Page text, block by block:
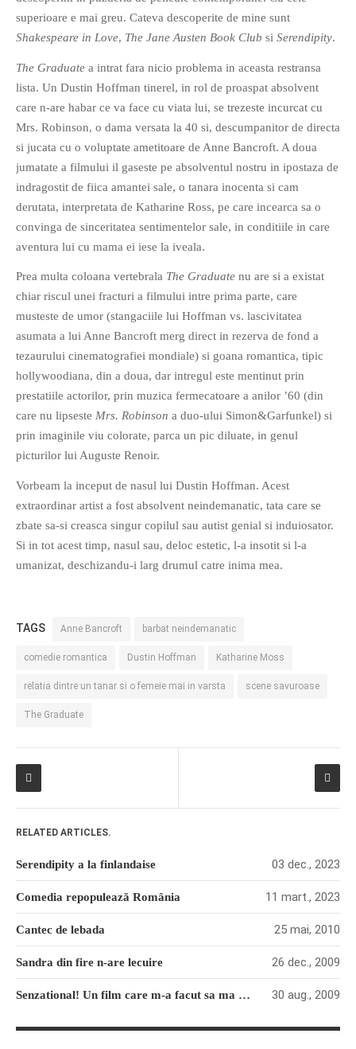
superioare e mai greu. Cateva descoperite de mine sunt
Shakespeare in Love, The Jane Austen Book Club si Serendipity.
The Graduate a intrat fara nicio problema in aceasta restransa
lista. Un Dustin Hoffman tinerel, in rol de proaspat absolvent
care n-are habar ce va face cu viata lui, se trezeste incurcat cu
Mrs. Robinson, o dama versata la 40 si, descumpanitor de directa
si jucata cu o voluptate ametitoare de Anne Bancroft. A doua
jumatate a filmului il gaseste pe absolventul nostru in ipostaza de
indragostit de fiica amantei sale, o tanara inocenta si cam
derutata, interpretata de Katharine Ross, pe care incearca sa o
convinga de sinceritatea sentimentelor sale, in conditiile in care
aventura lui cu mama ei iese la iveala.
Prea multa coloana vertebrala The Graduate nu are si a existat
chiar riscul unei fracturi a filmului intre prima parte, care
musteste de umor (stangaciile lui Hoffman vs. lascivitatea
asumata a lui Anne Bancroft merg direct in rezerva de fond a
tezaurului cinematografiei mondiale) si goana romantica, tipic
hollywoodiana, din a doua, dar intregul este mentinut prin
prestatiile actorilor, prin muzica fermecatoare a anilor ’60 (din
care nu lipseste Mrs. Robinson a duo-ului Simon&Garfunkel) si
prin imaginile viu colorate, parca un pic diluate, in genul
picturilor lui Auguste Renoir.
Vorbeam la inceput de nasul lui Dustin Hoffman. Acest
extraordinar artist a fost absolvent neindemanatic, tata care se
zbate sa-si creasca singur copilul sau autist genial si induiosator.
Si in tot acest timp, nasul sau, deloc estetic, l-a insotit si l-a
umanizat, deschizandu-i larg drumul catre inima mea.
TAGS Anne Bancroft barbat neindemanatic
comedie romantica Dustin Hoffman Katharine Moss
relatia dintre un tanar si o femeie mai in varsta scene savuroase
The Graduate
RELATED ARTICLES.
Serendipity a la finlandaise 03 dec., 2023
Comedia repopulează România 11 mart., 2023
Cantec de lebada 25 mai, 2010
Sandra din fire n-are lecuire 26 dec., 2009
Senzational! Un film care m-a facut sa ma simt incult! 30 aug., 2009